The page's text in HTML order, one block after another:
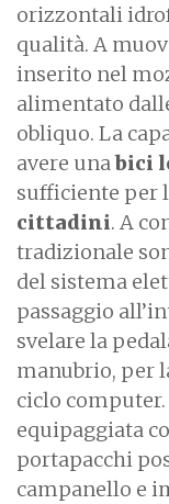
orizzontali
qualità. A
inserito nel
alimentato
obliquo. La
avere unabici
sufficiente per
cittadini. A
tradizionale
del sistema
passaggio
svelare la
manubrio, per
ciclo computer.
equipaggiata
portapacchi
campanello e